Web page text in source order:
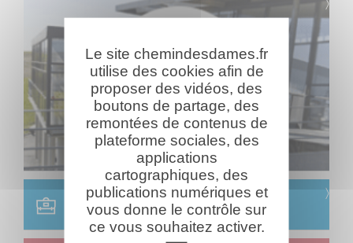
Scolaire
Réservation & informations
Le site chemindesdames.fr
utilise des cookies afin de
proposer des vidéos, des
boutons de partage, des
remontées de contenus de
plateforme sociales, des
applications
cartographiques, des
publications numériques et
vous donne le contrôle sur
ce vous souhaitez activer.